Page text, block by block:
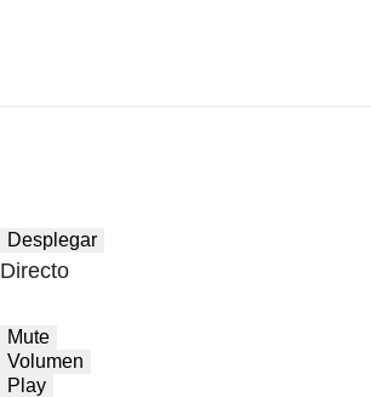
Desplegar
Directo
Mute
Volumen
Play